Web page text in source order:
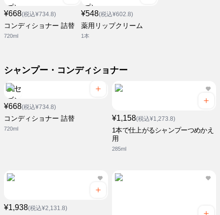
¥668(税込¥734.8)
コンディショナー 詰替
720ml
¥548(税込¥602.8)
薬用リップクリーム
1本
シャンプー・コンディショナー
¥668(税込¥734.8)
コンディショナー 詰替
720ml
¥1,158(税込¥1,273.8)
1本で仕上がるシャンプーつめかえ
用
285ml
¥1,938(税込¥2,131.8)